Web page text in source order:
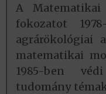
A Matematikai
fokozatot
agrárökológiai
matematikai
1985-ben
tudomány